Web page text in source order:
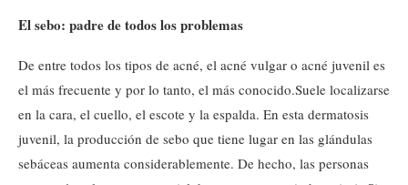
El sebo: padre de todos los problemas
De entre todos los tipos de acné, el acné vulgar o acné juvenil es
el más frecuente y por lo tanto, el más conocido.Suele localizarse
en la cara, el cuello, el escote y la espalda. En esta dermatosis
juvenil, la producción de sebo que tiene lugar en las glándulas
sebáceas aumenta considerablemente. De hecho, las personas